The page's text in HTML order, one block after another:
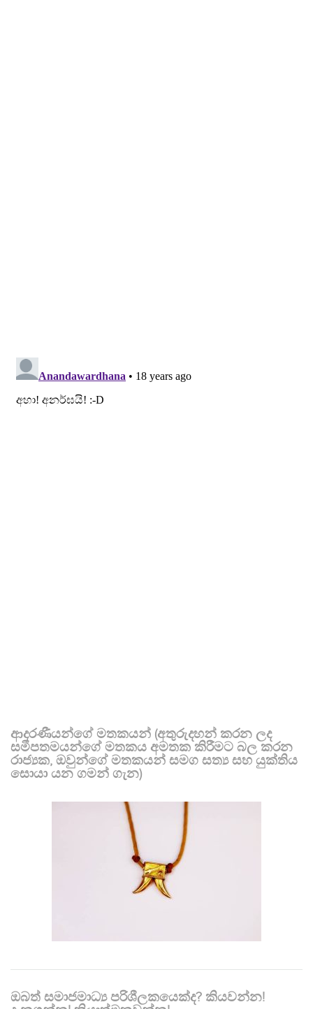
ආදරණීයන්ගේ මතකයන් (අතුරුදහන් කරන ලද
සමීපතමයන්ගේ මතකය අමතක කිරීමට බල කරන
රාජ්‍යක, ඔවුන්ගේ මතකයන් සමග සත්‍ය සහ යුක්තිය
සොයා යන ගමන් ගැන)
ඔබත් සමාජමාධ්‍ය පරිශීලකයෙක්ද? කියවන්න!